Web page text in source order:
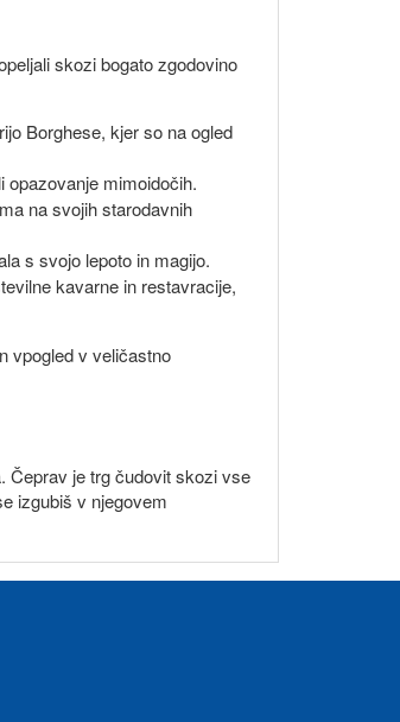
skozi bogato zgodovino
Borghese, kjer so na ogled
opazovanje mimoidočih.
na svojih starodavnih
s svojo lepoto in magijo.
kavarne in restavracije,
vpogled v veličastno
Čeprav je trg čudovit skozi vse
izgubiš v njegovem